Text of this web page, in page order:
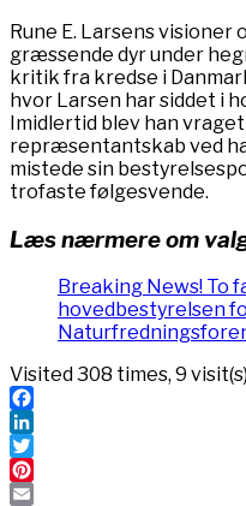
Rune E. Larsens
græssende dyr under
kritik fra kredse i
hvor Larsen har siddet i
Imidlertid blev han
repræsentantskab ved
mistede sin
trofaste følgesvende.
Læs nærmere om
Breaking News! To
hovedbestyrelsen
Visited 308 times, 9
Facebook
LinkedIn
Twitter
Pinterest